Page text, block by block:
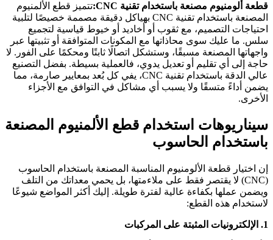
قطعة ألومنيوم مصنعة باستخدام تقنية CNC:
تتميز قطع الألمنيوم
المصنعة باستخدام تقنية CNC بهياكل دقيقة مصممة خصيصًا لتلبية
احتياجات التصميم، مع ثقوب أو أخاديد أو خيوط قياسية لتجميع
سلس. ما عليك سوى محاذاتها مع المكونات المتوافقة أو تثبيتها عبر
واجهاتها المصنعة مسبقًا، وستشكل اتصالًا ثابتًا ومحكمًا على الفور. لا
حاجة إلى أي تقليم أو تعديل يدوي، فالعملية بسيطة. بفضل التصنيع
عالي الدقة باستخدام تقنية CNC، يفي كل بُعد بمعايير صارمة، مما
يضمن أداءً متسقًا ولا يسبب أي مشاكل في التوافق مع الأجزاء
الأخرى.
سيناريوهات استخدام قطع الألمنيوم المصنعة
باستخدام الحاسوب
إن اختيار قطعة الألومنيوم المناسبة المصنعة باستخدام الحاسوب
(CNC) لا يقتصر فقط على ملاءمتها، بل يحمي معداتك من التلف
ويضمن عملها بكفاءة عالية لفترة طويلة. إليك أكثر المواضع شيوعًا
لاستخدام هذه القطع:
1. الإلكترونيات المثبتة على المركبات